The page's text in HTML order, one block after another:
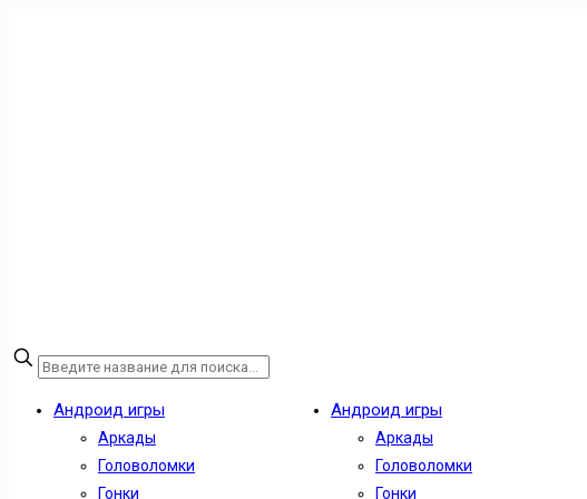
Андроид игры
Аркады
Головоломки
Гонки
Андроид игры
Аркады
Головоломки
Гонки